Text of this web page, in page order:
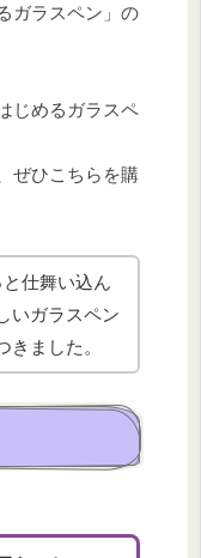
ガラスペン」の
じめるガラスペ
ぜひこちらを購
仕舞い込ん
いガラスペン
きました。